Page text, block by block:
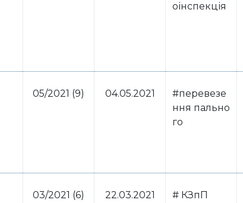
оінспекція
05/2021 (9) 04.05.2021
#перевезе
ння пально
го
03/2021 (6) 22.03.2021 # КЗпП